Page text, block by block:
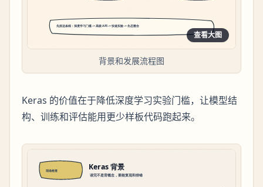
查看大图
背景和发展流程图
Keras 的价值在于降低深度学习实验门槛，让模型结
构、训练和评估能用更少样板代码跑起来。